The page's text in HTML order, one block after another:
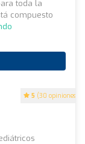
5 (30 opiniones)
toda la
compuesto